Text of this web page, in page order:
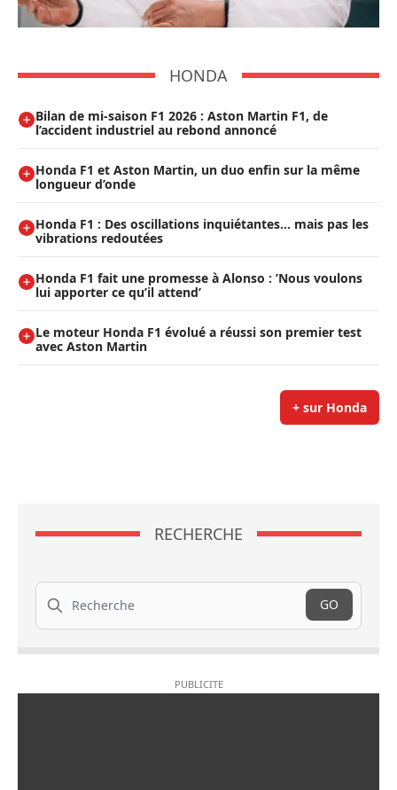
HONDA
Bilan de mi-saison F1 2026 : Aston Martin F1, de
l’accident industriel au rebond annoncé
Honda F1 et Aston Martin, un duo enfin sur la même
longueur d’onde
Honda F1 : Des oscillations inquiétantes… mais pas les
vibrations redoutées
Honda F1 fait une promesse à Alonso : ’Nous voulons
lui apporter ce qu’il attend’
Le moteur Honda F1 évolué a réussi son premier test
avec Aston Martin
+ sur Honda
RECHERCHE
Recherche
GO